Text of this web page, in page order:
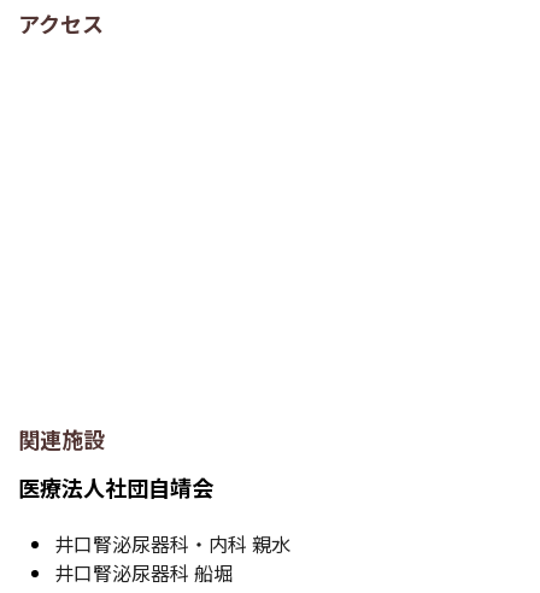
アクセス
関連施設
医療法人社団自靖会
井口腎泌尿器科・内科 親水
井口腎泌尿器科 船堀